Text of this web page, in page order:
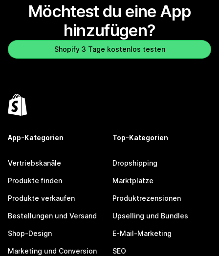
Möchtest du eine App
hinzufügen?
Shopify 3 Tage kostenlos testen
App-Kategorien
Vertriebskanäle
Produkte finden
Produkte verkaufen
Bestellungen und Versand
Shop-Design
Marketing und Conversion
Top-Kategorien
Dropshipping
Marktplätze
Produktrezensionen
Upselling und Bundles
E-Mail-Marketing
SEO